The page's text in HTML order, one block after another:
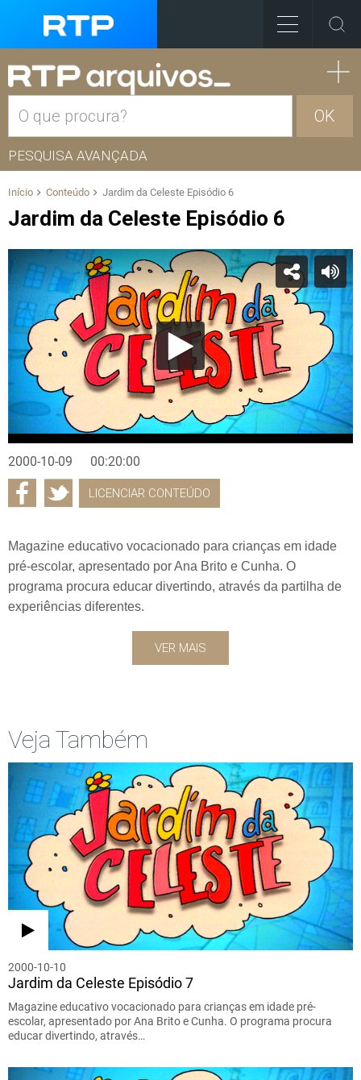
OK
PESQUISA AVANÇADA
Início Conteúdo Jardim da Celeste Episódio 6
Jardim da Celeste Episódio 6
2000-10-09 00:20:00
LICENCIAR CONTEÚDO
Magazine educativo vocacionado para crianças em idade
pré-escolar, apresentado por Ana Brito e Cunha. O
programa procura educar divertindo, através da partilha de
experiências diferentes.
VER MAIS
Veja Também
2000-10-10
Jardim da Celeste Episódio 7
Magazine educativo vocacionado para crianças em idade pré-
escolar, apresentado por Ana Brito e Cunha. O programa procura
educar divertindo, através…